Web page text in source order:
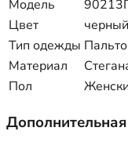
Модель
Цвет
Тип одежды Пальто
Материал
Пол